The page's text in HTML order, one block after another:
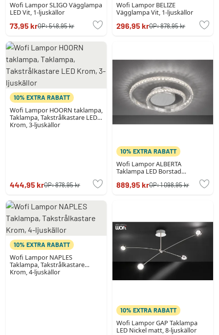
Wofi Lampor SLIGO Vägglampa
LED Vit, 1-ljuskällor
73,95 krOP:548,95 kr
Wofi Lampor BELIZE
Vägglampa Vit, 1-ljuskällor
296,95 krOP:878,95 kr
10% EXTRA RABATT
Wofi Lampor HOORN taklampa,
Taklampa, Takstrålkastare LED
Krom, 3-ljuskällor
444,95 krOP:878,95 kr
10% EXTRA RABATT
Wofi Lampor ALBERTA
Taklampa LED Borstad
889,95 krOP:1 098,95 kr
10% EXTRA RABATT
Wofi Lampor NAPLES
Taklampa, Takstrålkastare
Krom, 4-ljuskällor
10% EXTRA RABATT
Wofi Lampor GAP Taklampa
LED Nickel matt, 8-ljuskällor